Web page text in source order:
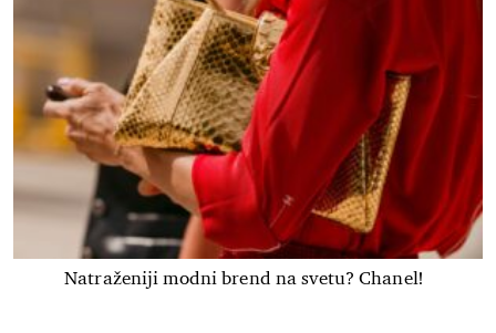
Natraženiji modni brend na svetu? Chanel!